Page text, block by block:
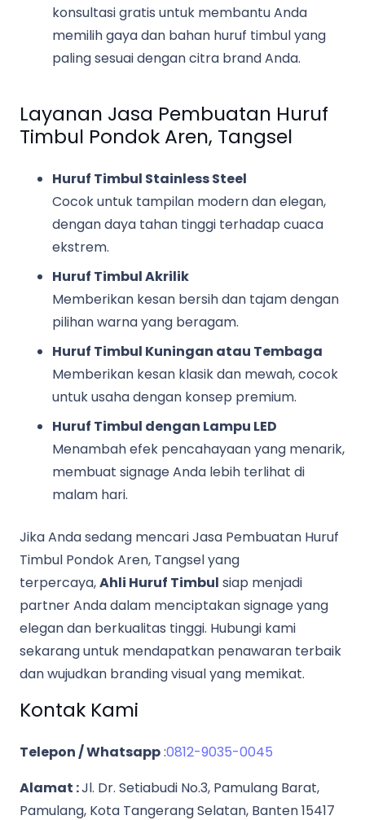
konsultasi gratis untuk membantu Anda
memilih gaya dan bahan huruf timbul yang
paling sesuai dengan citra brand Anda.
Layanan Jasa Pembuatan Huruf
Timbul Pondok Aren, Tangsel
Huruf Timbul Stainless Steel
Cocok untuk tampilan modern dan elegan,
dengan daya tahan tinggi terhadap cuaca
ekstrem.
Huruf Timbul Akrilik
Memberikan kesan bersih dan tajam dengan
pilihan warna yang beragam.
Huruf Timbul Kuningan atau Tembaga
Memberikan kesan klasik dan mewah, cocok
untuk usaha dengan konsep premium.
Huruf Timbul dengan Lampu LED
Menambah efek pencahayaan yang menarik,
membuat signage Anda lebih terlihat di
malam hari.
Jika Anda sedang mencari Jasa Pembuatan Huruf
Timbul Pondok Aren, Tangsel yang
terpercaya,Ahli Huruf Timbul siap menjadi
partner Anda dalam menciptakan signage yang
elegan dan berkualitas tinggi. Hubungi kami
sekarang untuk mendapatkan penawaran terbaik
dan wujudkan branding visual yang memikat.
Kontak Kami
Telepon / Whatsapp:0812-9035-0045
Alamat :Jl. Dr. Setiabudi No.3, Pamulang Barat,
Pamulang, Kota Tangerang Selatan, Banten 15417